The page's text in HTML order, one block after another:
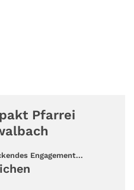
Pfarrei
Engagement...